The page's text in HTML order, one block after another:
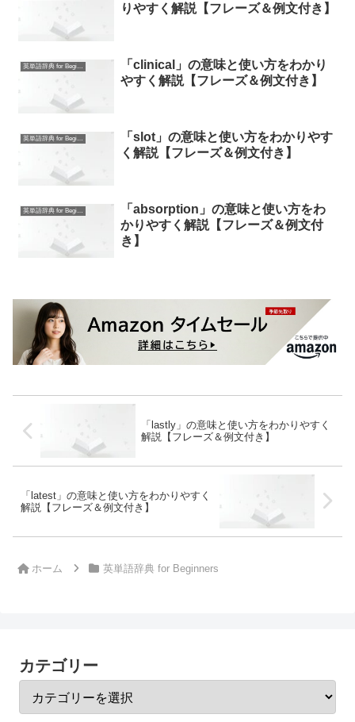
りやすく解説【フレーズ＆例文付き】
英単語辞典 for Beginners
「clinical」の意味と使い方をわかり
やすく解説【フレーズ＆例文付き】
英単語辞典 for Beginners
「slot」の意味と使い方をわかりやす
く解説【フレーズ＆例文付き】
英単語辞典 for Beginners
「absorption」の意味と使い方をわ
かりやすく解説【フレーズ＆例文付
き】
「lastly」の意味と使い方をわかりやすく
解説【フレーズ＆例文付き】
「latest」の意味と使い方をわかりやすく
解説【フレーズ＆例文付き】
ホーム 英単語辞典 for Beginners
カテゴリー